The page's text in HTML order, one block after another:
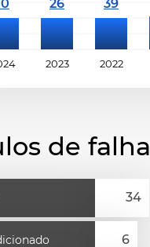
2023 2022
de falha